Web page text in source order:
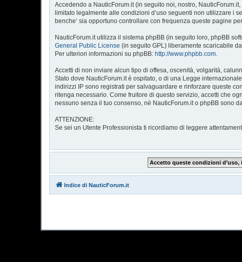
Accedendo a NauticForum.it (in seguito noi, nostro,
limitato legalmente alle condizioni d‘uso seguenti non utilizzare i
benche‘ sia opportuno controllare con frequenza queste pagine
NauticForum.it utilizza il sistema phpBB (in seguito loro, phpBB
General Public License (in seguito GPL) liberamente scaricabile da
Per ulteriori informazioni su phpBB: http://www.phpbb.com
Accetti di non inviare alcun tipo di offesa, oscenità, volgarità,
Stato dove NauticForum.it è ospitato, o di una Legge
indirizzi IP sono registrati per salvaguardare e rinforzare queste
ritenga necessario. Come fruitore di questo servizio, accetti che
nessuno senza il tuo consenso, nè NauticForum.it o phpBB sono
ATTENZIONE:
Se sei un Utente Professionista ti ricordiamo di leggere
Indice di NauticForum.it